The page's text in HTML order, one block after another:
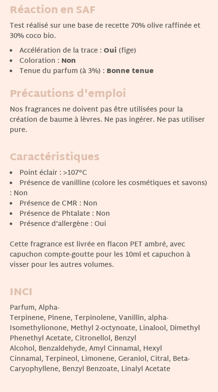
Réaction en SAF
Test réalisé sur une base de recette 70% olive raffinée et
30% coco bio.
Accélération de la trace : Oui (fige)
Coloration : Non
Tenue du parfum (à 3%) : Bonne tenue
Précautions d'emploi
Nos fragrances ne doivent pas être utilisées pour la
création de baume à lèvres. Ne pas ingérer. Ne pas utiliser
pure.
Caractéristiques
Point éclair : >107°C
Présence de vanilline (colore les cosmétiques et savons)
: Non
Présence de CMR : Non
Présence de Phtalate : Non
Présence d'allergène : Oui
Cette fragrance est livrée en flacon PET ambré, avec
capuchon compte-goutte pour les 10ml et capuchon à
visser pour les autres volumes.
INCI
Parfum, Alpha-
Terpinene, Pinene, Terpinolene, Vanillin, alpha-
Isomethylionone, Methyl 2-octynoate, Linalool, Dimethyl
Phenethyl Acetate, Citronellol, Benzyl
Alcohol, Benzaldehyde, Amyl Cinnamal, Hexyl
Cinnamal, Terpineol, Limonene, Geraniol, Citral, Beta-
Caryophyllene, Benzyl Benzoate, Linalyl Acetate